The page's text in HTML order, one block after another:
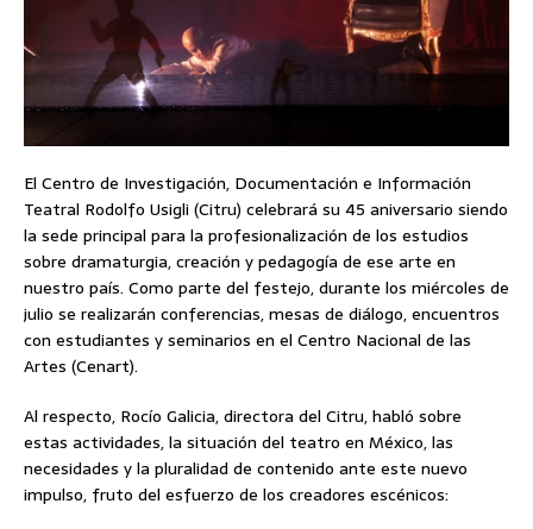
El Centro de Investigación, Documentación e Información
Teatral Rodolfo Usigli (Citru) celebrará su 45 aniversario siendo
la sede principal para la profesionalización de los estudios
sobre dramaturgia, creación y pedagogía de ese arte en
nuestro país. Como parte del festejo, durante los miércoles de
julio se realizarán conferencias, mesas de diálogo, encuentros
con estudiantes y seminarios en el Centro Nacional de las
Artes (Cenart).
Al respecto, Rocío Galicia, directora del Citru, habló sobre
estas actividades, la situación del teatro en México, las
necesidades y la pluralidad de contenido ante este nuevo
impulso, fruto del esfuerzo de los creadores escénicos: